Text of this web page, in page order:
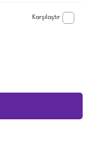
Karşılaştır